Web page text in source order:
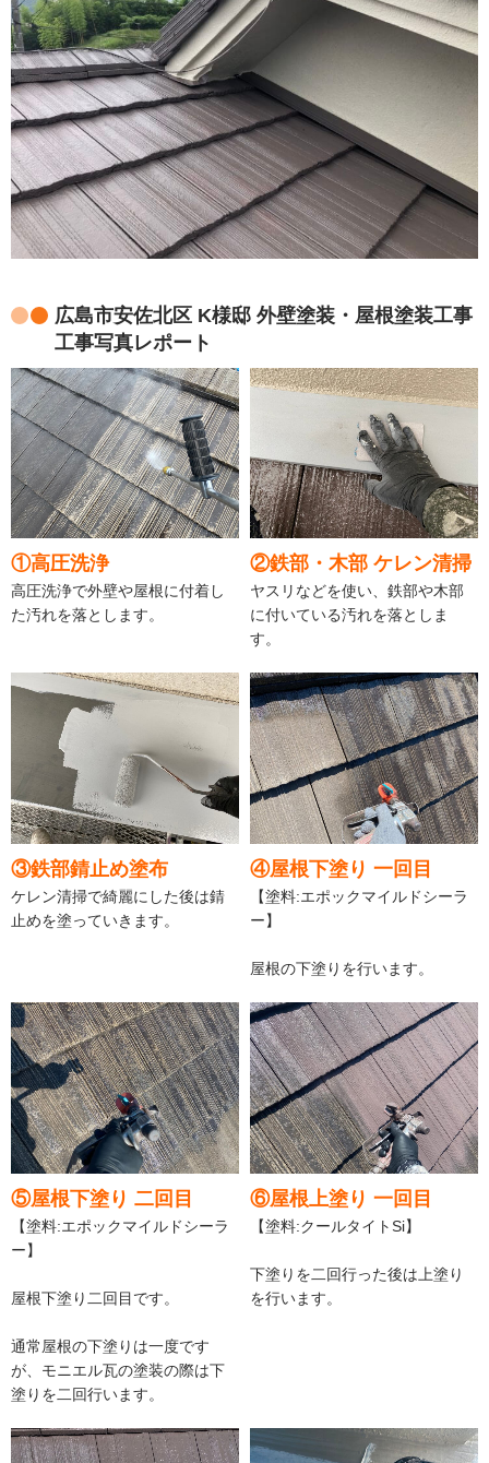
広島市安佐北区 K様邸 外壁塗装・屋根塗装工事
工事写真レポート
①高圧洗浄
高圧洗浄で外壁や屋根に付着し
た汚れを落とします。
②鉄部・木部 ケレン清掃
ヤスリなどを使い、鉄部や木部
に付いている汚れを落としま
す。
③鉄部錆止め塗布
ケレン清掃で綺麗にした後は錆
止めを塗っていきます。
④屋根下塗り 一回目
【塗料:エポックマイルドシーラ
ー】
屋根の下塗りを行います。
⑤屋根下塗り 二回目
【塗料:エポックマイルドシーラ
ー】
屋根下塗り二回目です。
通常屋根の下塗りは一度です
が、モニエル瓦の塗装の際は下
塗りを二回行います。
⑥屋根上塗り 一回目
【塗料:クールタイトSi】
下塗りを二回行った後は上塗り
を行います。